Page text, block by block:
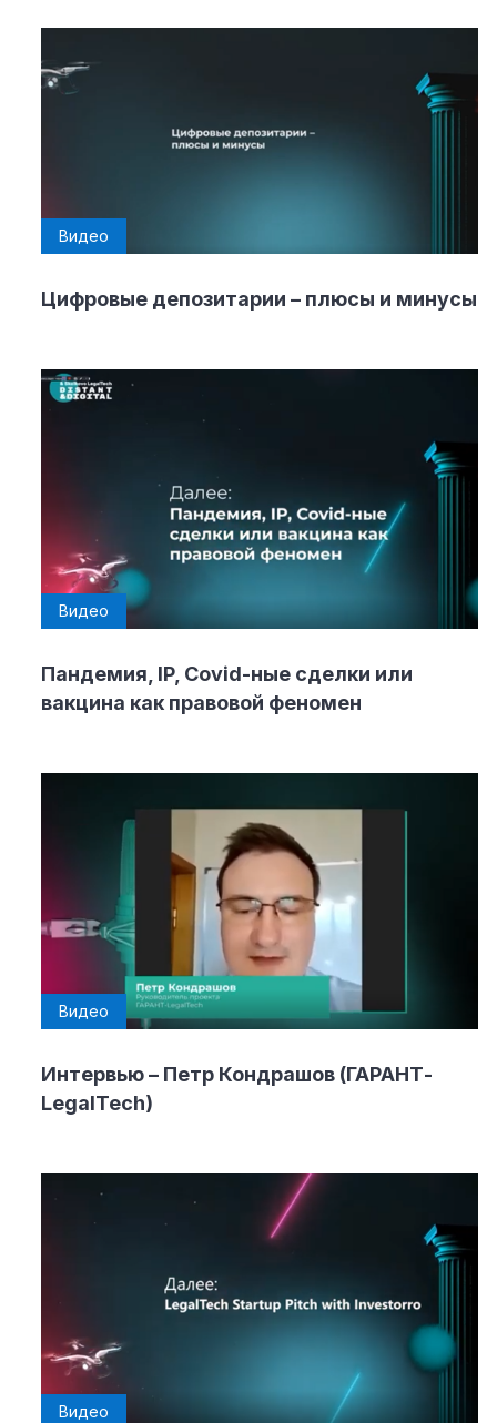
Видео
Цифровые депозитарии – плюсы и минусы
Видео
Пандемия, IP, Covid-ные сделки или
вакцина как правовой феномен
Видео
Интервью – Петр Кондрашов (ГАРАНТ-
LegalTech)
Видео